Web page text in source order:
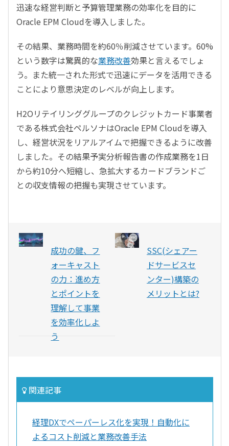
迅速な経営判断と予算管理業務の効率化を目的に
Oracle EPM Cloudを導入しました。
その結果、業務時間を約60％削減させています。60%
という数字は驚異的な業務改善効果と言えるでしょ
う。また統一された形式で迅速にデータを活用できる
ことにより意思決定のレベルが向上します。
H2Oリテイリンググループのクレジットカード事業者
である株式会社ペルソナはOracle EPM Cloudを導入
し、経営状況をリアルアイムで把握できるように改善
しました。その結果予実分析報告書の作成業務を1日
から約10分へ短縮し、急拡大するカードブランドご
との収支情報の把握も実現させています。
成功の鍵、フ
ォーキャスト
の力：進め方
とポイントを
理解して事業
を効率化しよ
う
SSC(シェアー
ドサービスセ
ンター)構築の
メリットとは?
関連記事
経理DXでペーパーレス化を実現！自動化に
よるコスト削減と業務改善手法